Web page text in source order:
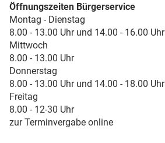
Öffnungszeiten Bürgerservice
Montag - Dienstag
8.00 - 13.00 Uhr und 14.00 - 16.00 Uhr
Mittwoch
8.00 - 13.00 Uhr
Donnerstag
8.00 - 13.00 Uhr und 14.00 - 18.00 Uhr
Freitag
8.00 - 12-30 Uhr
zur Terminvergabe online